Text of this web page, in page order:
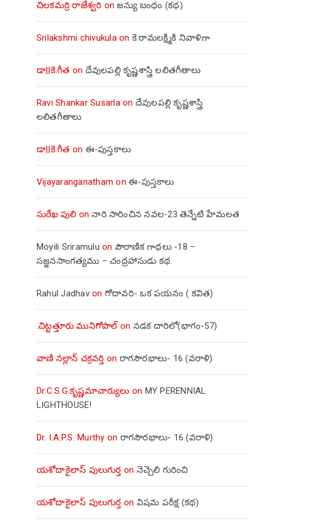
చిలకమర్రి రాజేశ్వరి onజన్యు బంధం (కథ)
Srilakshmi chivukulaon కె.రామలక్ష్మికి నివాళిగా
డా||కె.గీత on దేవులపల్లి కృష్ణశాస్త్రి లలితగీతాలు
Ravi Shankar Susarlaon దేవులపల్లి కృష్ణశాస్త్రి
లలితగీతాలు
డా||కె.గీత on ఈ-పుస్తకాలు
Vijayaranganatham onఈ-పుస్తకాలు
సురేఖ పులి onనారి సారించిన నవల-23 తెన్నేటి హేమలత
Moyili Sriramulu on పౌరాణిక గాథలు -18 –
సజ్జనసాంగత్యము – చంద్రహాసుడు కథ.
Rahul Jadhavon గోదావరి- ఒక పయనం ( కవిత)
.చిట్టత్తూరు మునిగోపాల్on నడక దారిలో(భాగం-57)
వాణి నల్లాన్ చక్రవర్తి on రాగసౌరభాలు- 16 (వరాళి)
Dr.C.S.G.కృష్ణమాచార్యులు on MY PERENNIAL
LIGHTHOUSE!
Dr. I.A.P.S. Murthy on రాగసౌరభాలు- 16 (వరాళి)
యశోదాకైలాస్ పులుగుర్త on నెచ్చెలి గురించి
యశోదాకైలాస్ పులుగుర్త on విషమ పరీక్ష (క‌థ‌)